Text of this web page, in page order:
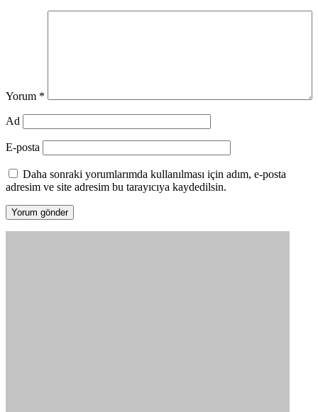
Yorum *
Ad
E-posta
Daha sonraki yorumlarımda kullanılması için adım, e-posta
adresim ve site adresim bu tarayıcıya kaydedilsin.